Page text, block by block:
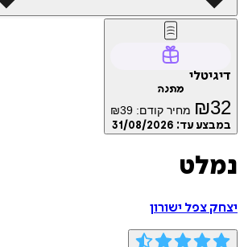
דיגיטלי
מתנה
₪32 מחיר קודם: ₪39
במבצע עד: 31/08/2026
נמלט
יצחק צפל ישורון